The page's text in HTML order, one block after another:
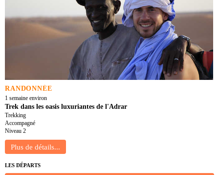
RANDONNÉE
1 semaine environ
Trek dans les oasis luxuriantes de l'Adrar
Trekking
Accompagné
Niveau 2
LES DÉPARTS